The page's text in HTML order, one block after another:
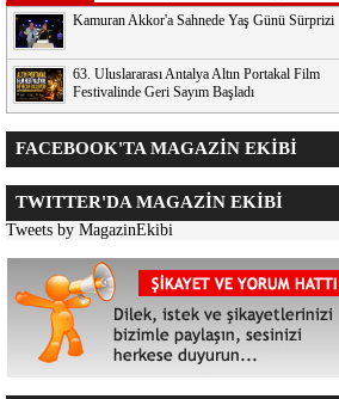
Kamuran Akkor'a Sahnede Yaş Günü Sürprizi
63. Uluslararası Antalya Altın Portakal Film
Festivalinde Geri Sayım Başladı
FACEBOOK'TA MAGAZİN EKİBİ
TWITTER'DA MAGAZİN EKİBİ
Tweets by MagazinEkibi